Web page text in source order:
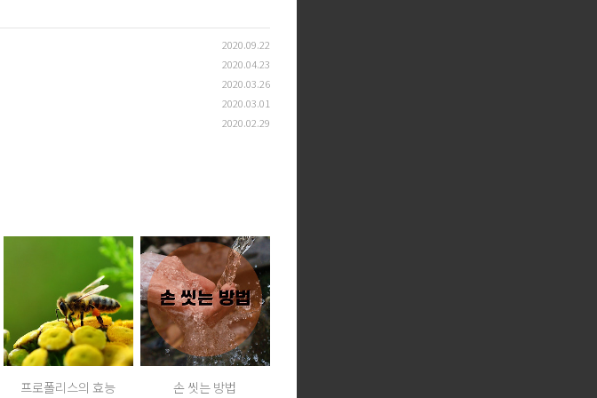
2020.09.22
2020.04.23
2020.03.26
2020.03.01
2020.02.29
프로폴리스의 효능 손 씻는 방법